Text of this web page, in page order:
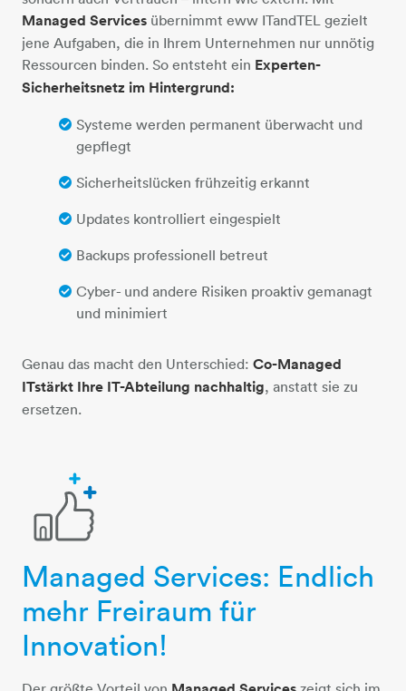
Managed Services übernimmt eww ITandTEL gezielt
jene Aufgaben, die in Ihrem Unternehmen nur unnötig
Ressourcen binden. So entsteht ein Experten-
Sicherheitsnetz im Hintergrund:
Systeme werden permanent überwacht und
gepflegt
Sicherheitslücken frühzeitig erkannt
Updates kontrolliert eingespielt
Backups professionell betreut
Cyber- und andere Risiken proaktiv gemanagt
und minimiert
Genau das macht den Unterschied: Co-Managed
ITstärkt Ihre IT-Abteilung nachhaltig, anstatt sie zu
ersetzen.
daumen-hoch-plus
Managed Services: Endlich
mehr Freiraum für
Innovation!